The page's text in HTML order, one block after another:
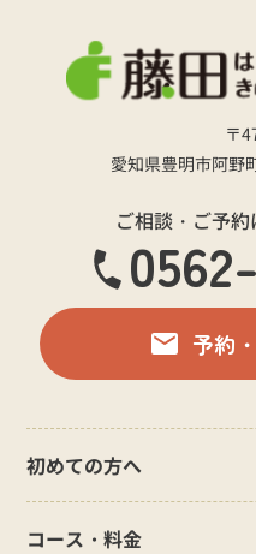
〒
愛知県豊明市阿野
ご相談・ご予
予約
初めての方へ
コース・料金